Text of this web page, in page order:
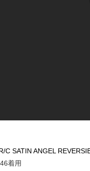
C SATIN ANGEL
着用